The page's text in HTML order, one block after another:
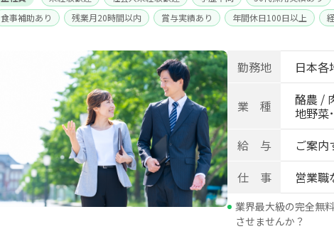
食事補助あり
残業月20時間以内 賞与実績あり 年間休日100日以上
勤務地 日本各
業 種
酪農 /
地野菜
給 与
ご案
仕 事
営業職
業界最大級の完全無
させませんか？